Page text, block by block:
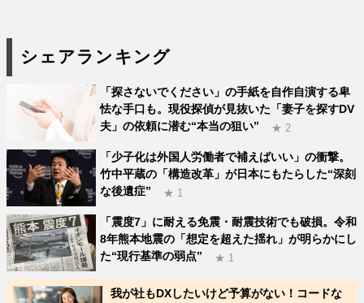
シェアランキング
「探さないでください」の手紙を自作自演する卑
怯な手口も。現役探偵が見抜いた「妻子を探すDV
夫」の依頼に潜む“本当の狙い”
★ 2
「少子化は外国人労働者で補えばいい」の衝撃。
竹中平蔵の「構造改革」が日本にもたらした“深刻
な後遺症”
★ 1
「震度7」に耐える免震・耐震技術でも破損。令和
8年熊本地震の「想定を超えた揺れ」が明らかにし
た“現行基準の弱点”
★ 1
我が社もDXしたいけど予算がない！コードな